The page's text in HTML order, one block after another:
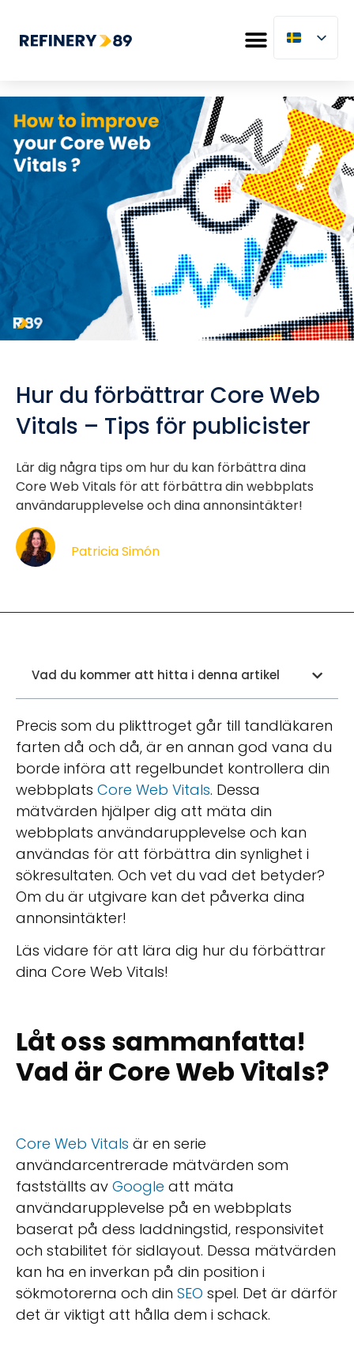
Hur du förbättrar Core Web
Vitals – Tips för publicister
Lär dig några tips om hur du kan förbättra dina
Core Web Vitals för att förbättra din webbplats
användarupplevelse och dina annonsintäkter!
Patricia Simón
Vad du kommer att hitta i denna artikel
Precis som du plikttroget går till tandläkaren
farten då och då, är en annan god vana du
borde införa att regelbundet kontrollera din
webbplats Core Web Vitals. Dessa
mätvärden hjälper dig att mäta din
webbplats användarupplevelse och kan
användas för att förbättra din synlighet i
sökresultaten. Och vet du vad det betyder?
Om du är utgivare kan det påverka dina
annonsintäkter!
Läs vidare för att lära dig hur du förbättrar
dina Core Web Vitals!
Låt oss sammanfatta!
Vad är Core Web Vitals?
Core Web Vitals är en serie
användarcentrerade mätvärden som
fastställts av Google att mäta
användarupplevelse på en webbplats
baserat på dess laddningstid, responsivitet
och stabilitet för sidlayout. Dessa mätvärden
kan ha en inverkan på din position i
sökmotorerna och din SEO spel. Det är därför
det är viktigt att hålla dem i schack.